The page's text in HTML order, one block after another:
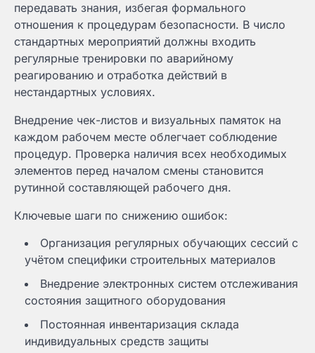
передавать знания, избегая формального
отношения к процедурам безопасности. В число
стандартных мероприятий должны входить
регулярные тренировки по аварийному
реагированию и отработка действий в
нестандартных условиях.
Внедрение чек-листов и визуальных памяток на
каждом рабочем месте облегчает соблюдение
процедур. Проверка наличия всех необходимых
элементов перед началом смены становится
рутинной составляющей рабочего дня.
Ключевые шаги по снижению ошибок:
Организация регулярных обучающих сессий с
учётом специфики строительных материалов
Внедрение электронных систем отслеживания
состояния защитного оборудования
Постоянная инвентаризация склада
индивидуальных средств защиты